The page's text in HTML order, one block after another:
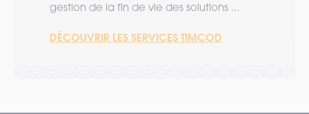
gestion de la fin de vie des solutions ...
DÉCOUVRIR LES SERVICES TIMCOD